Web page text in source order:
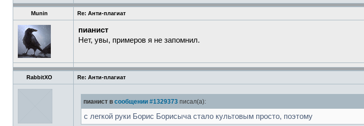
Munin Re: Анти-плагиат
пианист
Нет, увы, примеров я не запомнил.
RabbitXO Re: Анти-плагиат
пианист в сообщении #1329373 писал(а):
с легкой руки Борис Борисыча стало культовым просто, поэтому